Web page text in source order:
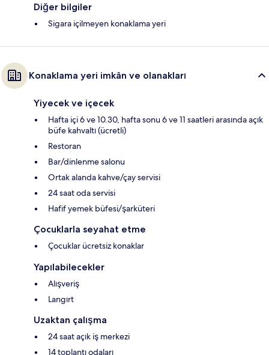
Diğer bilgiler
Sigara içilmeyen konaklama yeri
Konaklama yeri imkân ve olanakları
Yiyecek ve içecek
Hafta içi 6 ve 10.30, hafta sonu 6 ve 11 saatleri arasında açık
büfe kahvaltı (ücretli)
Restoran
Bar/dinlenme salonu
Ortak alanda kahve/çay servisi
24 saat oda servisi
Hafif yemek büfesi/şarküteri
Çocuklarla seyahat etme
Çocuklar ücretsiz konaklar
Yapılabilecekler
Alışveriş
Langırt
Uzaktan çalışma
24 saat açık iş merkezi
14 toplantı odaları